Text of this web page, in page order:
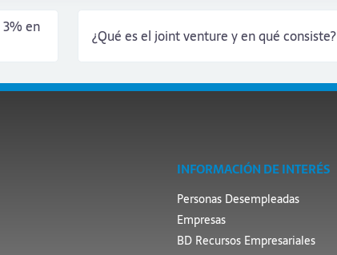
en
¿Qué es el joint venture y en qué consiste?
INFORMACIÓN DE INTERÉS
Personas Desempleadas
Empresas
BD Recursos Empresariales